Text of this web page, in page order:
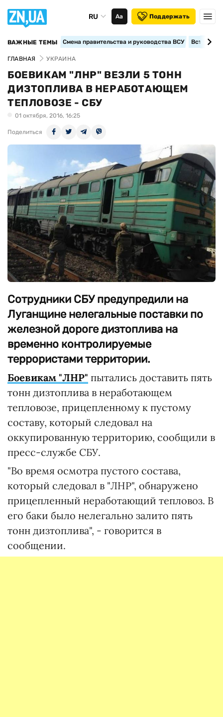
RU Аа Поддержать
ВАЖНЫЕ ТЕМЫ Смена правительства и руководства ВСУ
ГЛАВНАЯ УКРАИНА
БОЕВИКАМ "ЛНР" ВЕЗЛИ 5 ТОНН
ДИЗТОПЛИВА В НЕРАБОТАЮЩЕМ
ТЕПЛОВОЗЕ - СБУ
01 октября, 2016, 16:25
Поделиться
Сотрудники СБУ предупредили на
Луганщине нелегальные поставки по
железной дороге дизтоплива на
временно контролируемые
террористами территории.
Боевикам "ЛНР" пытались доставить пять
тонн дизтоплива в неработающем
тепловозе, прицепленному к пустому
составу, который следовал на
оккупированную территорию, сообщили в
пресс-службе СБУ.
"Во время осмотра пустого состава,
который следовал в "ЛНР", обнаружено
прицепленный неработающий тепловоз. В
его баки было нелегально залито пять
тонн дизтоплива", - говорится в
сообщении.